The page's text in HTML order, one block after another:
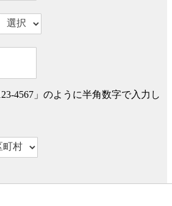
4567」のように半角数字で入力し